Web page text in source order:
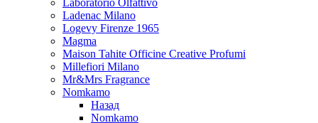
Laboratorio Olfattivo
Ladenac Milano
Logevy Firenze 1965
Magma
Maison Tahite Officine Creative Profumi
Millefiori Milano
Mr&Mrs Fragrance
Nomkamo
Назад
Nomkamo